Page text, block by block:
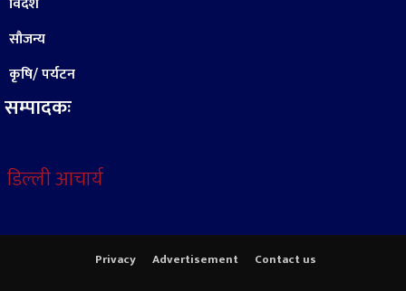
सौजन्य
कृषि/ पर्यटन
सम्पादकः
डिल्ली आचार्य
Privacy Advertisement Contact us